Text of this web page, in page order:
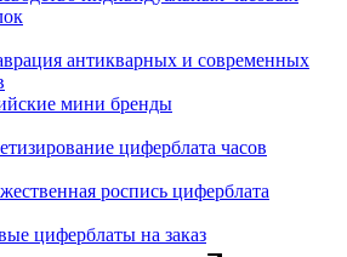
антикварных и современных
мини бренды
циферблата часов
роспись циферблата
циферблаты на заказ